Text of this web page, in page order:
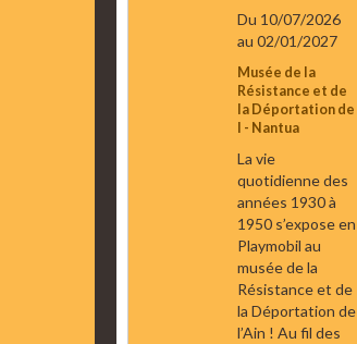
Du 10/07/2026
au 02/01/2027
Musée de la
Résistance et de
la Déportation de
l - Nantua
La vie
quotidienne des
années 1930 à
1950 s’expose en
Playmobil au
musée de la
Résistance et de
la Déportation de
l’Ain ! Au fil des